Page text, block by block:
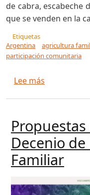
de cabra, escabeche
que se venden en la
Etiquetas
Argentina
agricultura
participación comunitaria
Lee más
Propuestas
Decenio
Familiar